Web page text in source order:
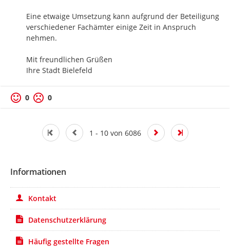
Eine etwaige Umsetzung kann aufgrund der Beteiligung
verschiedener Fachämter einige Zeit in Anspruch
nehmen.
Mit freundlichen Grüßen
Ihre Stadt Bielefeld
0 0
1 - 10 von 6086
Informationen
Kontakt
Datenschutzerklärung
Häufig gestellte Fragen